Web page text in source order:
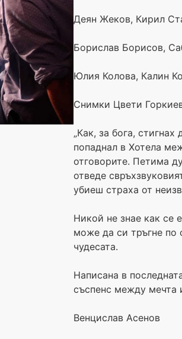
Деян Жеков, Кирил
Борислав Борисов,
Юлия Колова, Калин
Снимки Цвети
„Как, за бога,
попаднал в Хотела
отговорите. Петима
отведе
убиеш страха от
Никой не знае как се
може да си тръгне по
чудесата.
Написана в
съспенс между мечта
Венцислав Асенов